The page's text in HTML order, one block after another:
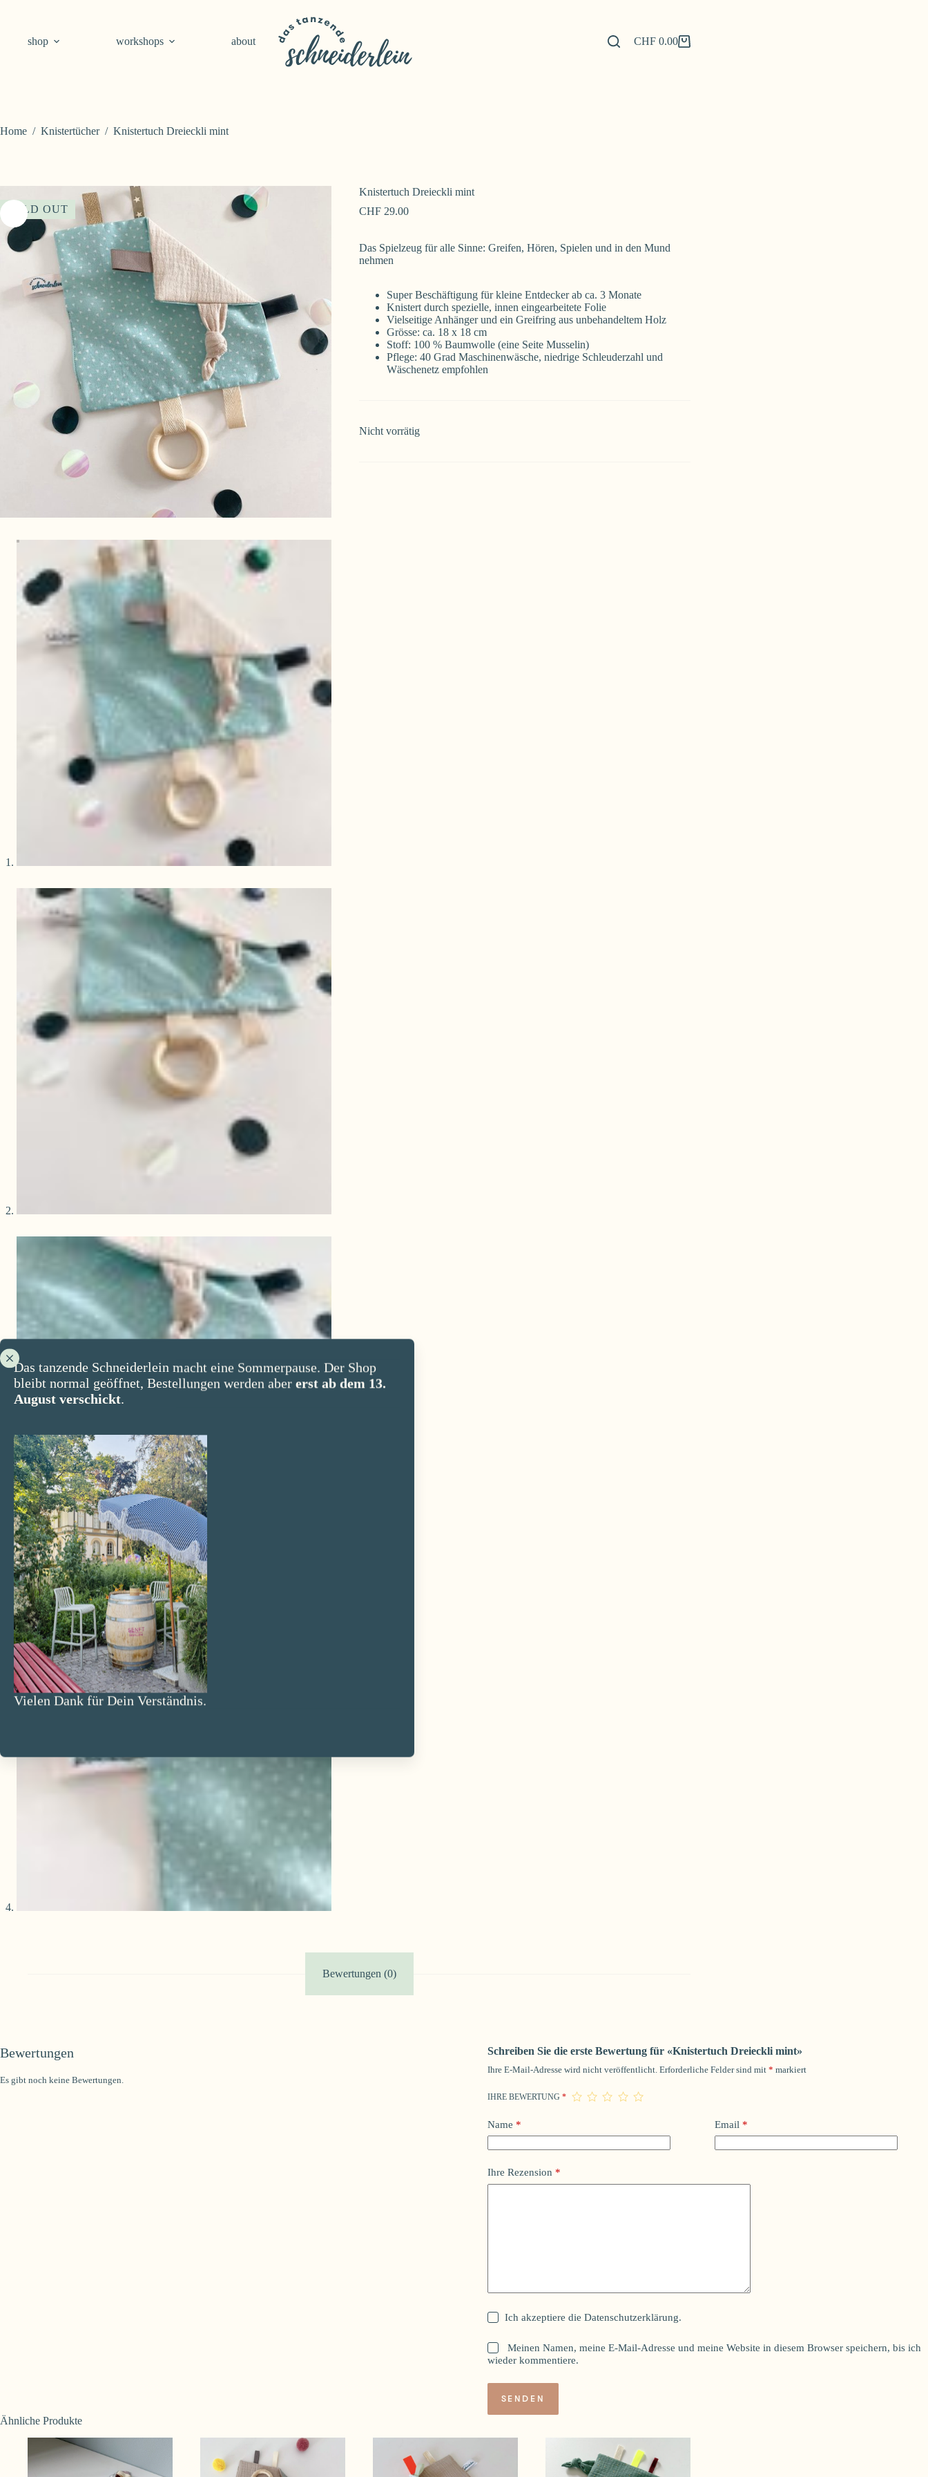
Das tanzende Schneiderlein macht eine Sommerpause. Der Shop
bleibt normal geöffnet, Bestellungen werden aber erst ab dem 13.
August verschickt.
Vielen Dank für Dein Verständnis.
shop workshops about
Shopping
CHF 0.00
Home / Knistertücher / Knistertuch Dreieckli mint
SOLD OUT
Knistertuch Dreieckli mint
CHF 29.00
Das Spielzeug für alle Sinne: Greifen, Hören, Spielen und in den Mund
nehmen
Super Beschäftigung für kleine Entdecker ab ca. 3 Monate
Knistert durch spezielle, innen eingearbeitete Folie
Vielseitige Anhänger und ein Greifring aus unbehandeltem Holz
Grösse: ca. 18 x 18 cm
Stoff: 100 % Baumwolle (eine Seite Musselin)
Pflege: 40 Grad Maschinenwäsche, niedrige Schleuderzahl und
Wäschenetz empfohlen
Nicht vorrätig
Bewertungen (0)
Bewertungen
Es gibt noch keine Bewertungen.
Schreiben Sie die erste Bewertung für «Knistertuch Dreieckli mint»
Ihre E-Mail-Adresse wird nicht veröffentlicht. Erforderliche Felder sind mit * markiert
IHRE BEWERTUNG *
Name * Email *
Ihre Rezension *
Ich akzeptiere die Datenschutzerklärung.
Meinen Namen, meine E-Mail-Adresse und meine Website in diesem Browser speichern, bis ich
wieder kommentiere.
SENDEN
Ähnliche Produkte